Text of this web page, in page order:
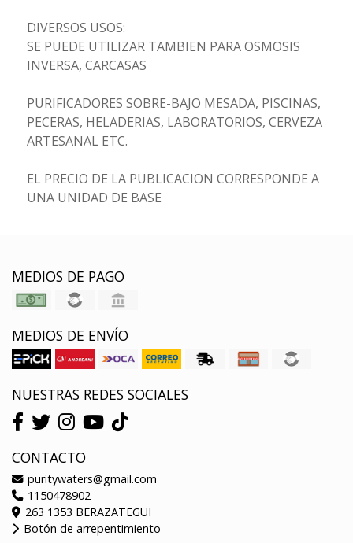
DIVERSOS USOS:
SE PUEDE UTILIZAR TAMBIEN PARA OSMOSIS
INVERSA, CARCASAS
PURIFICADORES SOBRE-BAJO MESADA, PISCINAS,
PECERAS, HELADERIAS, LABORATORIOS, CERVEZA
ARTESANAL ETC.
EL PRECIO DE LA PUBLICACION CORRESPONDE A
UNA UNIDAD DE BASE
MEDIOS DE PAGO
MEDIOS DE ENVÍO
NUESTRAS REDES SOCIALES
CONTACTO
puritywaters@gmail.com
1150478902
263 1353 BERAZATEGUI
Botón de arrepentimiento